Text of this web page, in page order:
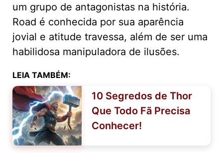
um grupo de antagonistas na história.
Road é conhecida por sua aparência
jovial e atitude travessa, além de ser uma
habilidosa manipuladora de ilusões.
LEIA TAMBÉM:
10 Segredos de Thor
Que Todo Fã Precisa
Conhecer!